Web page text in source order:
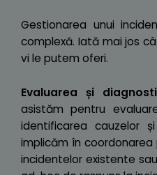
Gestionarea unui
complexă. Iată mai jos
vi le putem oferi.
Evaluarea și
asistăm pentru
identificarea cauzelor
implicăm în
incidentelor existente